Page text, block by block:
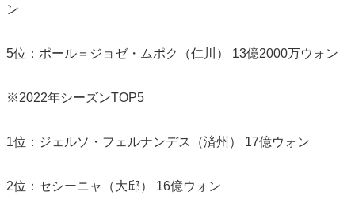
ン
5位：ポール＝ジョゼ・ムポク（仁川） 13億2000万ウォン
※2022年シーズンTOP5
1位：ジェルソ・フェルナンデス（済州） 17億ウォン
2位：セシーニャ（大邱） 16億ウォン